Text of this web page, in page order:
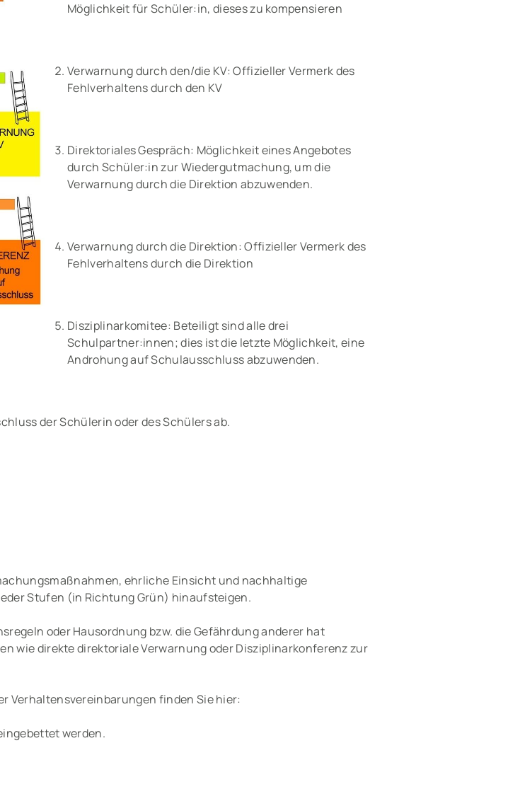
Möglichkeit für Schüler:in, dieses zu kompensieren
Verwarnung durch den/die KV: Offizieller Vermerk des
Fehlverhaltens durch den KV
Direktoriales Gespräch: Möglichkeit eines Angebotes
durch Schüler:in zur Wiedergutmachung, um die
Verwarnung durch die Direktion abzuwenden.
Verwarnung durch die Direktion: Offizieller Vermerk des
Fehlverhaltens durch die Direktion
Disziplinarkomitee: Beteiligt sind alle drei
Schulpartner:innen; dies ist die letzte Möglichkeit, eine
Androhung auf Schulausschluss abzuwenden.
der Schülerin oder des Schülers ab.
ehrliche Einsicht und nachhaltige
Stufen (in Richtung Grün) hinaufsteigen.
oder Hausordnung bzw. die Gefährdung anderer hat
wie direkte direktoriale Verwarnung oder Disziplinarkonferenz zur
Verhaltensvereinbarungen finden Sie hier:
werden.